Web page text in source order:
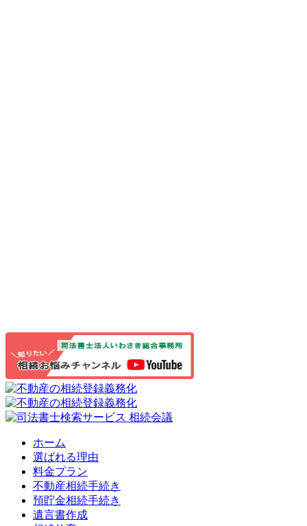
ホーム
選ばれる理由
料金プラン
不動産相続手続き
預貯金相続手続き
遺言書作成